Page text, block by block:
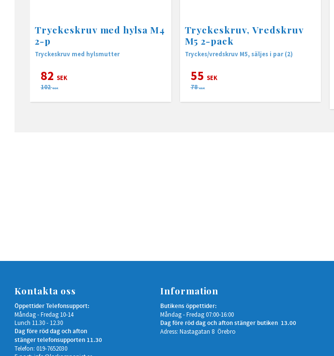
Tryckeskruv med hylsa M4
2-p
Tryckeskruv med hylsmutter
82 SEK
102 SEK
Tryckeskruv, Vredskruv
M5 2-pack
Tryckes/vredskruv M5, säljes i par (2)
55 SEK
78 SEK
Kontakta oss
Öppettider Telefonsupport:
Måndag - Fredag 10-14
Lunch 11.30 - 12.30
Dag före röd dag och afton
stänger telefonsupporten 11.30
Telefon: 019-7652030
Information
Butikens öppettider:
Måndag - Fredag 07:00-16:00
Dag före röd dag och afton stänger butiken 13.00
Adress: Nastagatan 8 Örebro